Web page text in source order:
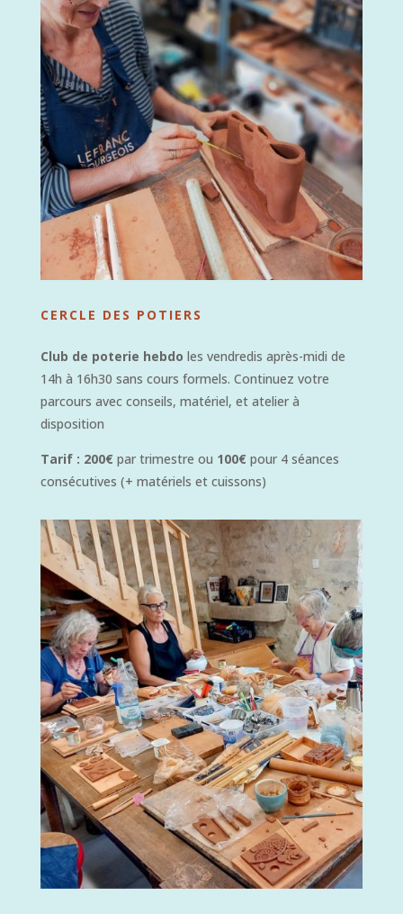
CERCLE DES POTIERS
Club de poterie hebdo les vendredis après-midi de
14h à 16h30 sans cours formels. Continuez votre
parcours avec conseils, matériel, et atelier à
disposition
Tarif : 200€ par trimestre ou 100€ pour 4 séances
consécutives (+ matériels et cuissons)